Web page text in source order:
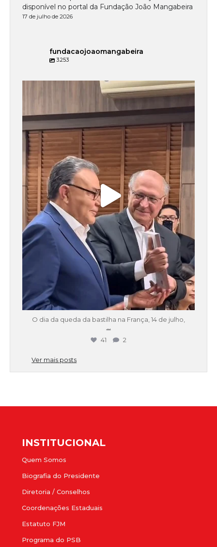
disponível no portal da Fundação João Mangabeira
17 de julho de 2026
fundacaojoaomangabeira
3.253
fundacaojoaomangabeira
Jul 15
O dia da queda da bastilha na França, 14 de julho,
...
41
2
Ver mais posts
INSTITUCIONAL
Quem Somos
Biografia do Presidente
Diretoria / Conselhos
Coordenações Estaduais
Estatuto FJM
Programa do PSB